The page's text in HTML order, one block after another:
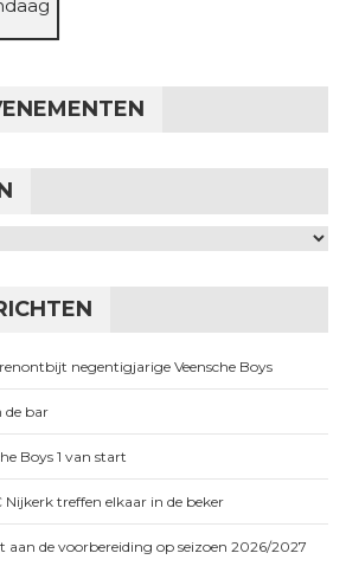
negentigjarige Veensche Boys
de bar
Boys 1 van start
Nijkerk treffen elkaar in de beker
aan de voorbereiding op seizoen 2026/2027